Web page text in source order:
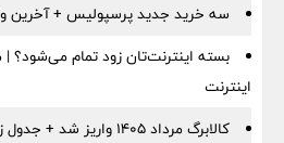
سه خرید جدید پرسپولیس + آخرین
بسته اینترنت‌تان زود تمام می‌شود؟
اینترنت
کالابرگ مرداد ۱۴۰۵ واریز شد + جدول زمان و مبلغ کالابرگ